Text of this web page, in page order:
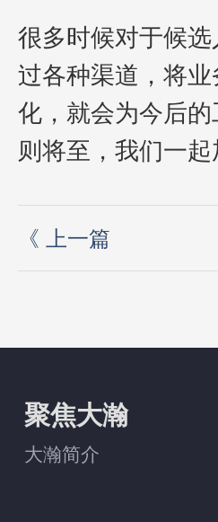
很多时候对于候
过各种渠道，将
化，就会为今后
则将至，我们一起
《 上一篇
聚焦大瀚
大瀚简介